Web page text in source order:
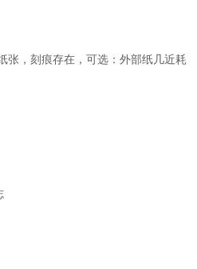
张，刻痕存在，可选：外部纸几近耗
志